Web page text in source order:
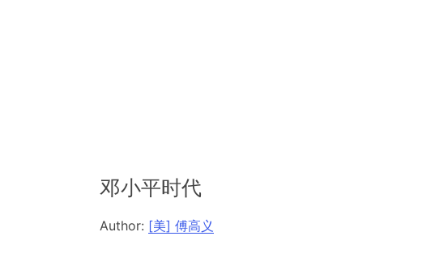
邓小平时代
Author: [美] 傅高义